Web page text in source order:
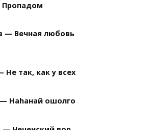
Пропадом
— Вечная любовь
так, как у всех
Наhанай ошолго